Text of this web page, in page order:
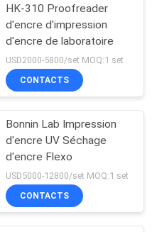
HK-310 Proofreader
d'encre d'impression
d'encre de laboratoire
USD2000-5800/set MOQ:1 set
CONTACTS
Bonnin Lab Impression
d'encre UV Séchage
d'encre Flexo
USD5000-12800/set MOQ:1 set
CONTACTS